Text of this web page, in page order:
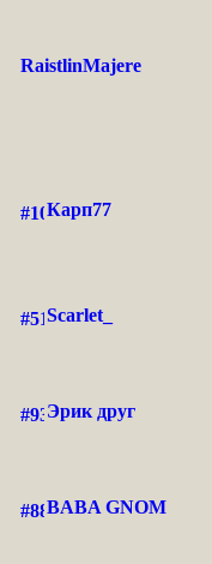
RaistlinMajere
Карп77
Scarlet_
Эрик друг
BABA GNOM